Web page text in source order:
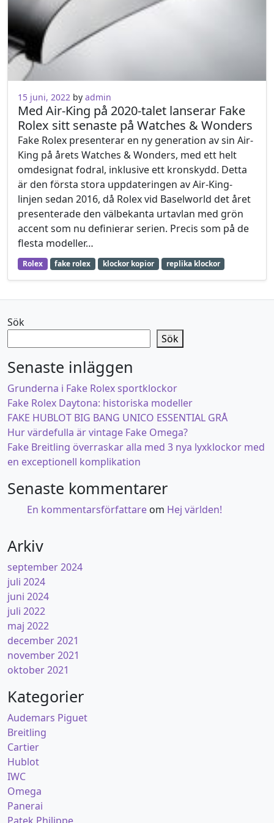
23 maj, 2022
15 juni, 2022 by admin
Med Air-King på 2020-talet lanserar Fake
Rolex sitt senaste på Watches & Wonders
Fake Rolex presenterar en ny generation av sin Air-
King på årets Watches & Wonders, med ett helt
omdesignat fodral, inklusive ett kronskydd. Detta
är den första stora uppdateringen av Air-King-
linjen sedan 2016, då Rolex vid Baselworld det året
presenterade den välbekanta urtavlan med grön
accent som nu definierar serien. Precis som på de
flesta modeller…
Rolex fake rolex klockor kopior replika klockor
Sök
Sök
Senaste inläggen
Grunderna i Fake Rolex sportklockor
Fake Rolex Daytona: historiska modeller
FAKE HUBLOT BIG BANG UNICO ESSENTIAL GRÅ
Hur värdefulla är vintage Fake Omega?
Fake Breitling överraskar alla med 3 nya lyxklockor med
en exceptionell komplikation
Senaste kommentarer
En kommentarsförfattare om Hej världen!
Arkiv
september 2024
juli 2024
juni 2024
juli 2022
maj 2022
december 2021
november 2021
oktober 2021
Kategorier
Audemars Piguet
Breitling
Cartier
Hublot
IWC
Omega
Panerai